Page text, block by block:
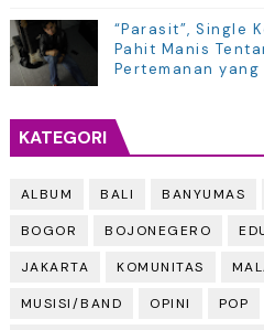
“Parasit”, Single
Pahit Manis
Pertemanan yang
KATEGORI
ALBUM BALI BANYUMAS
BOGOR BOJONEGERO
JAKARTA KOMUNITAS
MUSISI/BAND OPINI POP